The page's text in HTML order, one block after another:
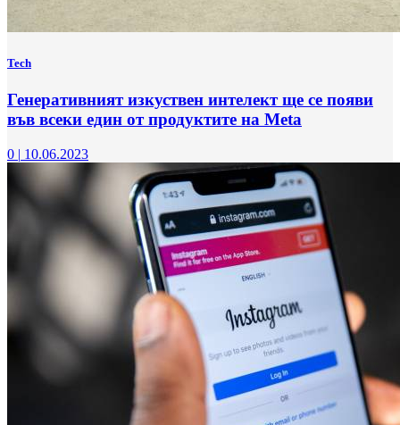
Tech
Генеративният изкуствен интелект ще се появи
във всеки един от продуктите на Meta
0 | 10.06.2023